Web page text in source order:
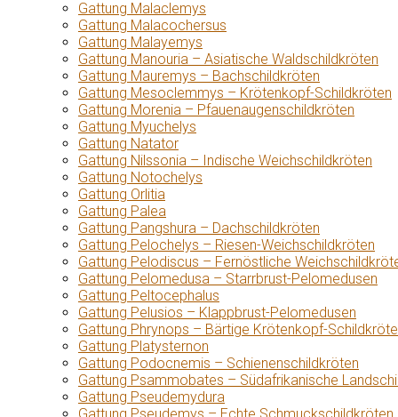
Gattung Malaclemys
Gattung Malacochersus
Gattung Malayemys
Gattung Manouria – Asiatische Waldschildkröten
Gattung Mauremys – Bachschildkröten
Gattung Mesoclemmys – Krötenkopf-Schildkröten
Gattung Morenia – Pfauenaugenschildkröten
Gattung Myuchelys
Gattung Natator
Gattung Nilssonia – Indische Weichschildkröten
Gattung Notochelys
Gattung Orlitia
Gattung Palea
Gattung Pangshura – Dachschildkröten
Gattung Pelochelys – Riesen-Weichschildkröten
Gattung Pelodiscus – Fernöstliche
Gattung Pelomedusa – Starrbrust-Pelomedusen
Gattung Peltocephalus
Gattung Pelusios – Klappbrust-Pelomedusen
Gattung Phrynops – Bärtige Krötenkopf-
Gattung Platysternon
Gattung Podocnemis – Schienenschildkröten
Gattung Psammobates – Südafrikanische
Gattung Pseudemydura